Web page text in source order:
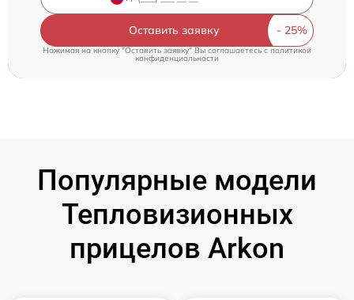
Оставить заявку
Нажимая на кнопку "Оставить заявку" Вы соглашаетесь cполитикой
конфиденциальности
Популярные модели
Тепловизионных
прицелов Arkon